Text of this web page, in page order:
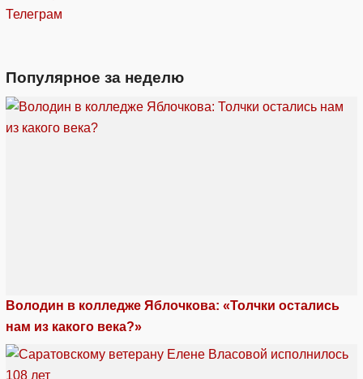
Телеграм
Популярное за неделю
Володин в колледже Яблочкова: «Толчки остались
нам из какого века?»